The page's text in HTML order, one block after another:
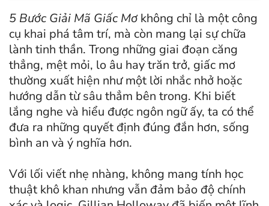
5 Bước Giải Mã Giấc Mơkhông chỉ là một công
cụ khai phá tâm trí, mà còn mang lại sự chữa
lành tinh thần. Trong những giai đoạn căng
thẳng, mệt mỏi, lo âu hay trăn trở, giấc mơ
thường xuất hiện như một lời nhắc nhở hoặc
hướng dẫn từ sâu thẳm bên trong. Khi biết
lắng nghe và hiểu được ngôn ngữ ấy, ta có thể
đưa ra những quyết định đúng đắn hơn, sống
bình an và ý nghĩa hơn.
Với lối viết nhẹ nhàng, không mang tính học
thuật khô khan nhưng vẫn đảm bảo độ chính